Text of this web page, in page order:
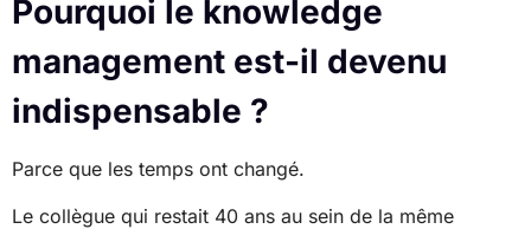
Pourquoi le knowledge
management est-il devenu
indispensable ?
Parce que les temps ont changé.
Le collègue qui restait 40 ans au sein de la même